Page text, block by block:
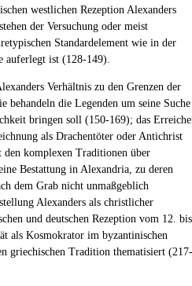
westlichen Rezeption Alexanders
der Versuchung oder meist
Standardelement wie in der
auferlegt ist (128-149).
Verhältnis zu den Grenzen der
behandeln die Legenden um seine Suche
bringen soll (150-169); das
als Drachentöter oder Antichrist
komplexen Traditionen über
Bestattung in Alexandria, zu deren
dem Grab nicht unmaßgeblich
Alexanders als christlicher
und deutschen Rezeption vom 12. bis
als Kosmokrator im byzantinischen
griechischen Tradition thematisiert (217-